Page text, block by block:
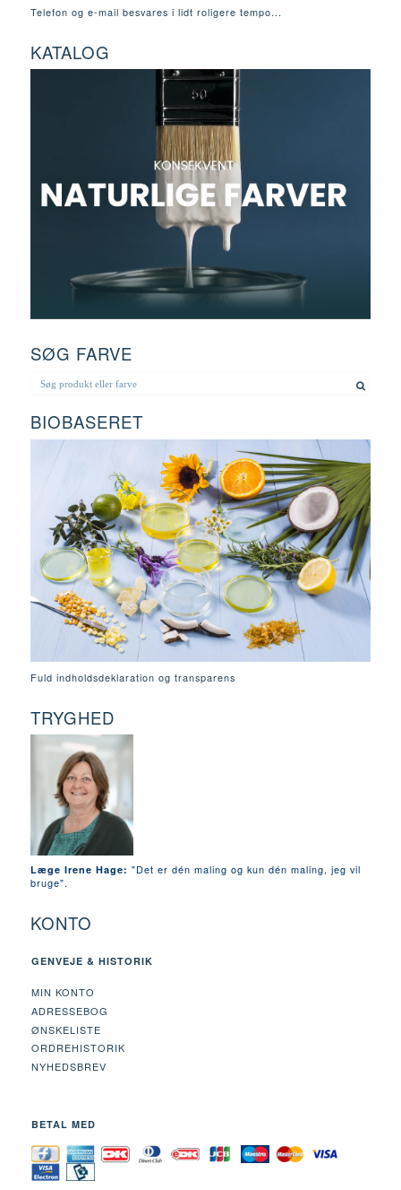
Telefon og e-mail besvares i lidt roligere tempo...
KATALOG
SØG FARVE
BIOBASERET
Fuld indholdsdeklaration og transparens
TRYGHED
Læge Irene Hage: "Det er dén maling og kun dén maling, jeg vil
bruge".
KONTO
GENVEJE & HISTORIK
MIN KONTO
ADRESSEBOG
ØNSKELISTE
ORDREHISTORIK
NYHEDSBREV
BETAL MED